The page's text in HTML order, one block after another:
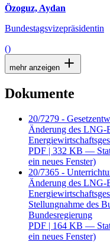
Özoguz, Aydan
Bundestagsvizepräsidentin
()
mehr anzeigen
Dokumente
20/7279 -
Änderung des LNG-
PDF | 332 KB —
ein neues Fenster)
20/7365 -
Änderung des LNG-
Stellungnahme des
Bundesregierung
PDF | 164 KB —
ein neues Fenster)